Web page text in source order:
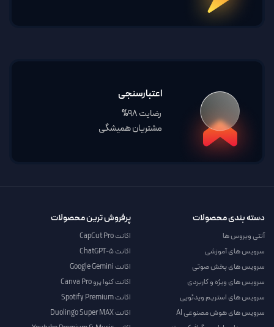
اعتبارسنجی
رضایت 98%
مشتریان همیشگی
دسته بندی محصولات
آنتی ویروس ها
سرویس های آموزشی
سرویس های پخش صوتی
سرویس های ویژه و کاربردی
سرویس های استریم ویدئویی
سرویس های هوش مصنوعی AI
پرفروش ترین محصولات
اکانت CapCut Pro
اکانت ChatGPT-5
اکانت Google Gemini
اکانت کنوا پرو Canva Pro
اکانت Spotify Premium
اکانت Duolingo Super MAX